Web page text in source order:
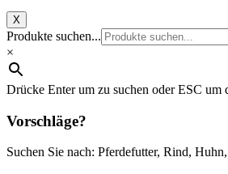
X
Produkte suchen...
×
Drücke Enter um zu suchen oder ESC um
Vorschläge?
Suchen Sie nach: Pferdefutter, Rind,